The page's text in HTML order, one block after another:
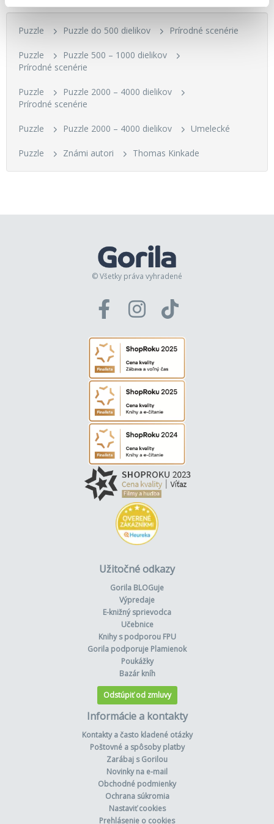
Puzzle Puzzle do 500 dielikov Prírodné scenérie
Puzzle
Puzzle 500 – 1000 dielikov
Prírodné scenérie
Puzzle
Puzzle 2000 – 4000 dielikov
Prírodné scenérie
Puzzle Puzzle 2000 – 4000 dielikov Umelecké
Puzzle Známi autori Thomas Kinkade
© Všetky práva vyhradené
Užitočné odkazy
Gorila BLOGuje
Výpredaje
E-knižný sprievodca
Učebnice
Knihy s podporou FPU
Gorila podporuje Plamienok
Poukážky
Bazár kníh
Odstúpiť od zmluvy
Informácie a kontakty
Kontakty a často kladené otázky
Poštovné a spôsoby platby
Zarábaj s Gorilou
Novinky na e-mail
Obchodné podmienky
Ochrana súkromia
Nastaviť cookies
Prehlásenie o cookies